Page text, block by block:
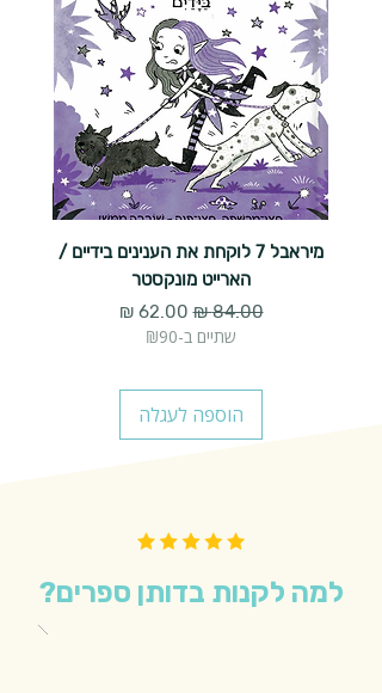
מיראבל 7 לוקחת את הענינים בידיים /
הארייט מונקסטר
מחיר רגיל‏84.00 ‏₪ מחיר מבצע
שתיים ב-₪90
הוספה לעגלה
למה לקנות בדותן ספרים?